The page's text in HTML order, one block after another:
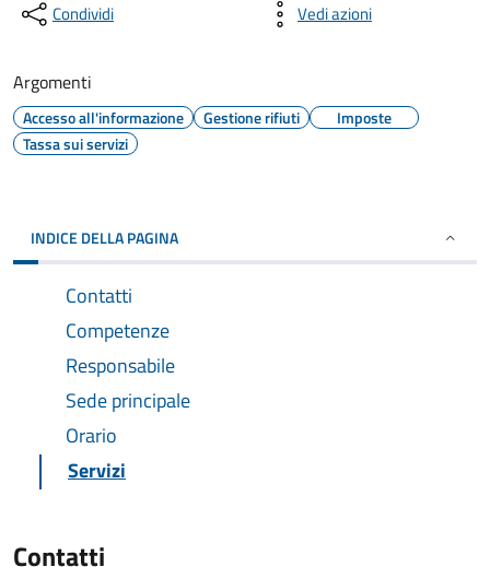
Condividi Vedi azioni
Argomenti
Accesso all'informazione Gestione rifiuti
Imposte
Tassa sui servizi
INDICE DELLA PAGINA
Contatti
Competenze
Responsabile
Sede principale
Orario
Servizi
Contatti